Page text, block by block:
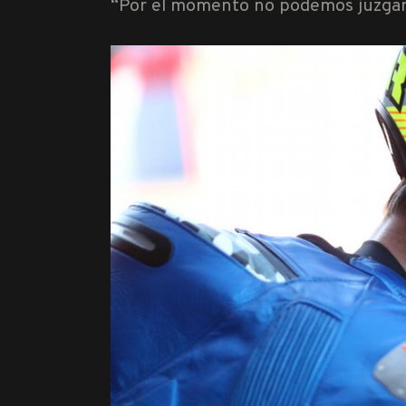
“Por el momento no podemos